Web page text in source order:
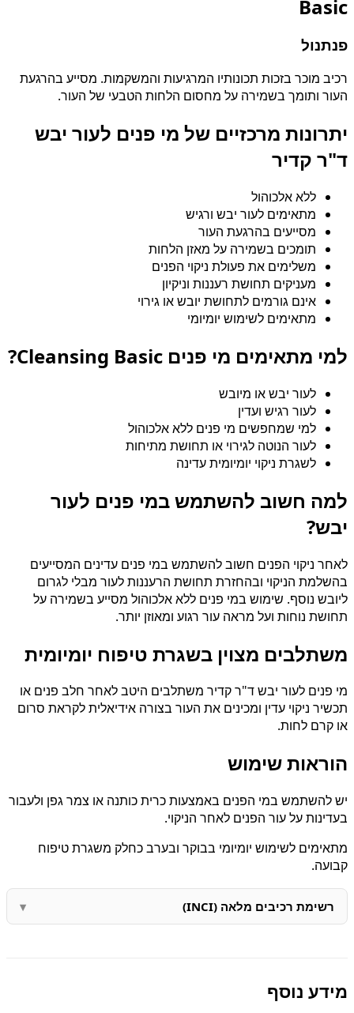
Basic
פנתנול
רכיב מוכר בזכות תכונותיו המרגיעות והמשקמות. מסייע בהרגעת
העור ותומך בשמירה על מחסום הלחות הטבעי של העור.
יתרונות מרכזיים של מי פנים לעור יבש
ד"ר קדיר
ללא אלכוהול
מתאימים לעור יבש ורגיש
מסייעים בהרגעת העור
תומכים בשמירה על מאזן הלחות
משלימים את פעולת ניקוי הפנים
מעניקים תחושת רעננות וניקיון
אינם גורמים לתחושת יובש או גירוי
מתאימים לשימוש יומיומי
למי מתאימים מי פנים Cleansing Basic?
לעור יבש או מיובש
לעור רגיש ועדין
למי שמחפשים מי פנים ללא אלכוהול
לעור הנוטה לגירוי או תחושת מתיחות
לשגרת ניקוי יומיומית עדינה
למה חשוב להשתמש במי פנים לעור
יבש?
לאחר ניקוי הפנים חשוב להשתמש במי פנים עדינים המסייעים
בהשלמת הניקוי ובהחזרת תחושת הרעננות לעור מבלי לגרום
ליובש נוסף. שימוש במי פנים ללא אלכוהול מסייע בשמירה על
תחושת נוחות ועל מראה עור רגוע ומאוזן יותר.
משתלבים מצוין בשגרת טיפוח יומיומית
מי פנים לעור יבש ד"ר קדיר משתלבים היטב לאחר חלב פנים או
תכשיר ניקוי עדין ומכינים את העור בצורה אידיאלית לקראת סרום
או קרם לחות.
הוראות שימוש
יש להשתמש במי הפנים באמצעות כרית כותנה או צמר גפן ולעבור
בעדינות על עור הפנים לאחר הניקוי.
מתאימים לשימוש יומיומי בבוקר ובערב כחלק משגרת טיפוח
קבועה.
רשימת רכיבים מלאה (INCI)
מידע נוסף